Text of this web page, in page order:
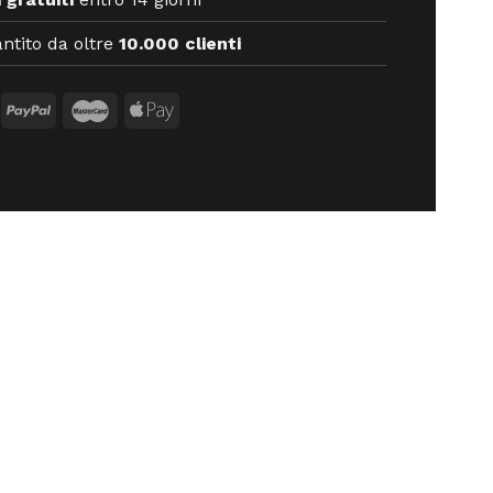
da oltre 10.000 clienti